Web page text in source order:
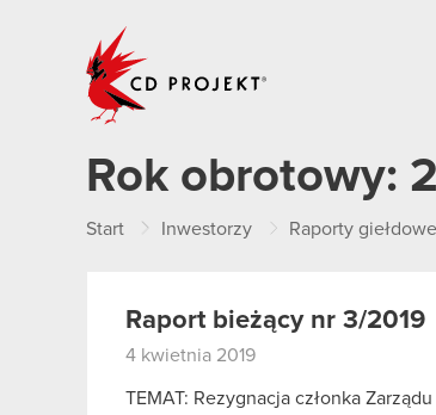
Rok obrotowy:
Start Inwestorzy Raporty giełdowe
Raport bieżący nr 3/2019
4 kwietnia 2019
TEMAT: Rezygnacja członka